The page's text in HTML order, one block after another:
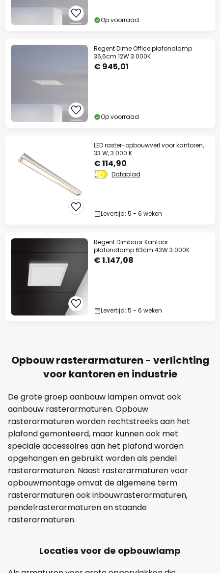
Op voorraad
Regent Dime Office plafondlamp
36,6cm 12W 3.000K
€ 945,01
Op voorraad
LED raster-opbouwverl voor kantoren,
33 W, 3.000 K
€ 114,90
Datablad
Levertijd: 5 - 6 weken
Regent Dimbaar Kantoor
plafondlamp 63cm 43W 3.000K
€ 1.147,08
Levertijd: 5 - 6 weken
Opbouw rasterarmaturen - verlichting
voor kantoren en industrie
De grote groep aanbouw lampen omvat ook
aanbouw rasterarmaturen. Opbouw
rasterarmaturen worden rechtstreeks aan het
plafond gemonteerd, maar kunnen ook met
speciale accessoires aan het plafond worden
opgehangen en gebruikt worden als pendel
rasterarmaturen. Naast rasterarmaturen voor
opbouwmontage omvat de algemene term
rasterarmaturen ook inbouwrasterarmaturen,
pendelrasterarmaturen en staande
rasterarmaturen.
Locaties voor de opbouwlamp